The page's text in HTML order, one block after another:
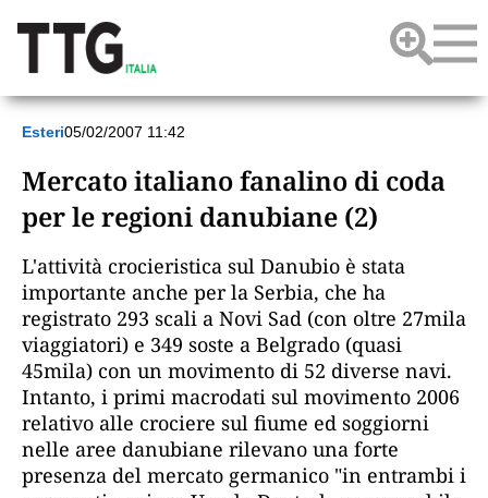
Esteri05/02/2007 11:42
Mercato italiano fanalino di coda
per le regioni danubiane (2)
L'attività crocieristica sul Danubio è stata
importante anche per la Serbia, che ha
registrato 293 scali a Novi Sad (con oltre 27mila
viaggiatori) e 349 soste a Belgrado (quasi
45mila) con un movimento di 52 diverse navi.
Intanto, i primi macrodati sul movimento 2006
relativo alle crociere sul fiume ed soggiorni
nelle aree danubiane rilevano una forte
presenza del mercato germanico "in entrambi i